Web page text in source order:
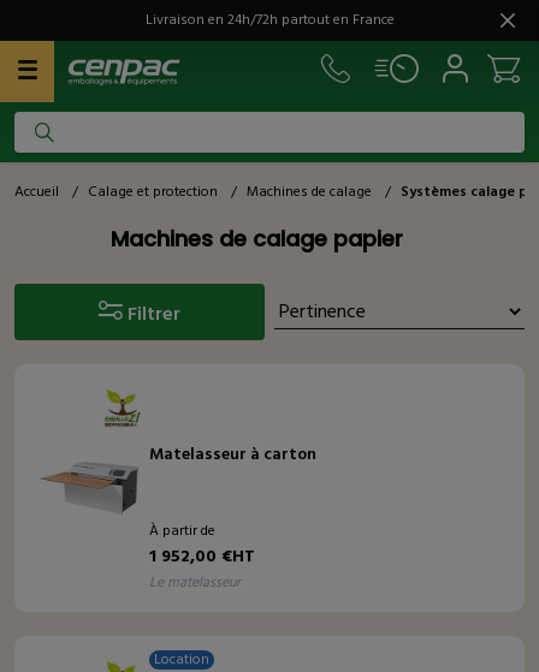
Livraison en 24h/72h partout en France
Accueil / Calage et protection / Machines de calage / Systèmes calage
Machines de calage papier
Filtrer
Matelasseur à carton
À partir de
1 952,00 €HT
le matelasseur
Location